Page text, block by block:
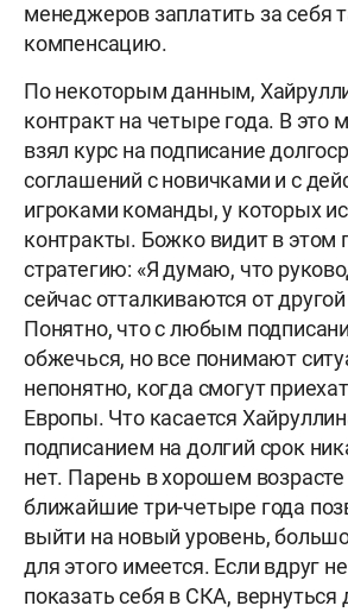
менеджеров заплатить за себя
компенсацию.
По некоторым данным,
контракт на четыре года. В это
взял курс на подписание
соглашений с новичками и с
игроками команды, у которых
контракты. Божко видит в этом
стратегию: «Я думаю, что
сейчас отталкиваются от
Понятно, что с любым
обжечься, но все понимают
непонятно, когда смогут
Европы. Что касается
подписанием на долгий срок
нет. Парень в хорошем возрасте
ближайшие три-четыре года
выйти на новый уровень,
для этого имеется. Если вдруг
показать себя в СКА, вернуться